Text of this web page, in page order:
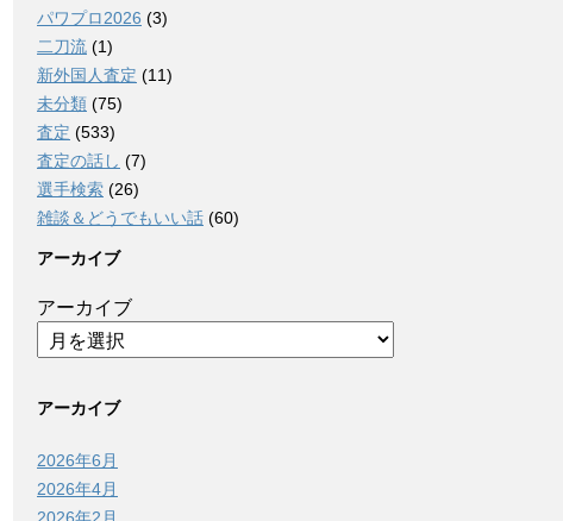
パワプロ2026 (3)
二刀流 (1)
新外国人査定 (11)
未分類 (75)
査定 (533)
査定の話し (7)
選手検索 (26)
雑談＆どうでもいい話 (60)
アーカイブ
アーカイブ
アーカイブ
2026年6月
2026年4月